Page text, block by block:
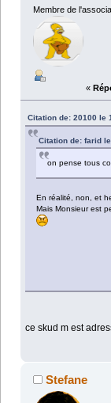
Membre de
«
Citation de: 20100 le
Citation de: farid
on pense tous
En réalité, non, et
Mais Monsieur est
ce skud m est
Stefane